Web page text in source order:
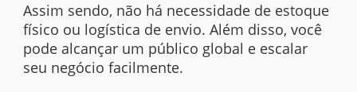
Assim sendo, não há necessidade de estoque
físico ou logística de envio. Além disso, você
pode alcançar um público global e escalar
seu negócio facilmente.